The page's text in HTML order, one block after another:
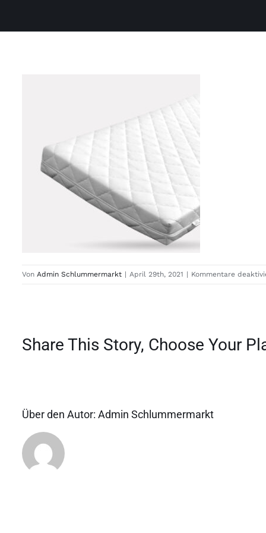
Von Admin Schlummermarkt | April 29th, 2021 | Kommentare
Share This Story, Choose Your
Über den Autor: Admin Schlummermarkt